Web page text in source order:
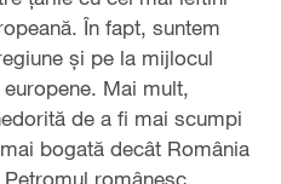
În fapt, suntem
și pe la mijlocul
Mai mult,
de a fi mai scumpi
bogată decât România
românesc.